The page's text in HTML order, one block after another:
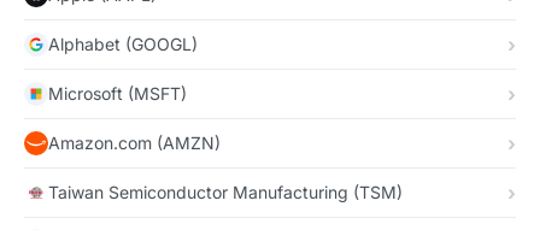
Alphabet (GOOGL)
Microsoft (MSFT)
Amazon.com (AMZN)
Taiwan Semiconductor Manufacturing (TSM)